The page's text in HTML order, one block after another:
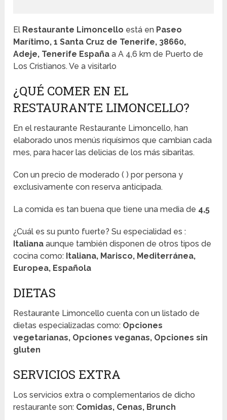
El Restaurante Limoncello está en Paseo
Marítimo, 1 Santa Cruz de Tenerife, 38660,
Adeje, Tenerife España a A 4,6 km de Puerto de
Los Cristianos. Ve a visitarlo
¿QUÉ COMER EN EL
RESTAURANTE LIMONCELLO?
En el restaurante Restaurante Limoncello, han
elaborado unos menús riquísimos que cambian cada
mes, para hacer las delicias de los más sibaritas.
Con un precio de moderado ( ) por persona y
exclusivamente con reserva anticipada.
La comida es tan buena que tiene una media de 4,5
¿Cuál es su punto fuerte? Su especialidad es :
Italianaaunque también disponen de otros tipos de
cocina como: Italiana, Marisco, Mediterránea,
Europea, Española
DIETAS
Restaurante Limoncello cuenta con un listado de
dietas especializadas como: Opciones
vegetarianas, Opciones veganas, Opciones sin
gluten
SERVICIOS EXTRA
Los servicios extra o complementarios de dicho
restaurante son: Comidas, Cenas, Brunch